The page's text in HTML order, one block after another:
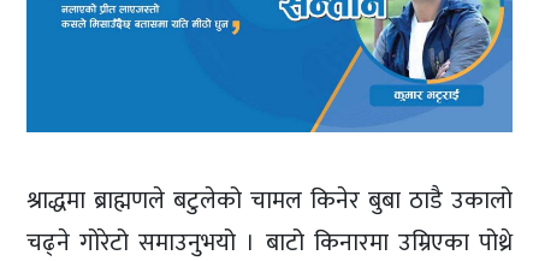
श्राद्धमा ब्राह्मणले बटुलेको चामल किनेर बुबा ठाडै उकालो
चढ्ने गोरेटो समाउनुभयो । बाटो किनारमा उम्रिएका पोथ्रे